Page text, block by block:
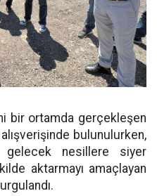
bir ortamda gerçekleşen
bulunulurken,
gelecek nesillere siyer
aktarmayı amaçlayan